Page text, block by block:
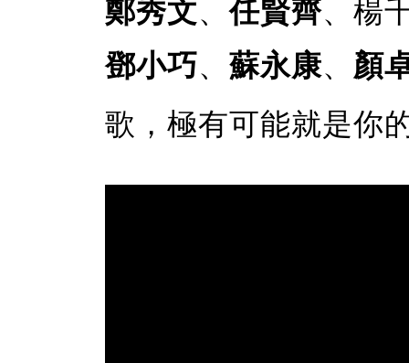
鄭秀文、任賢齊、楊
鄧小巧、 蘇永康、 顏
歌，極有可能就是你